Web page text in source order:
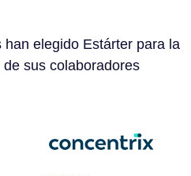
elegido Estárter para la
sus colaboradores